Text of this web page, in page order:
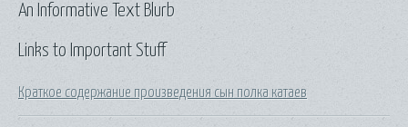
Links to Important Stuff
Краткое содержание произведения сын полка катаев
An Informative Text Blurb